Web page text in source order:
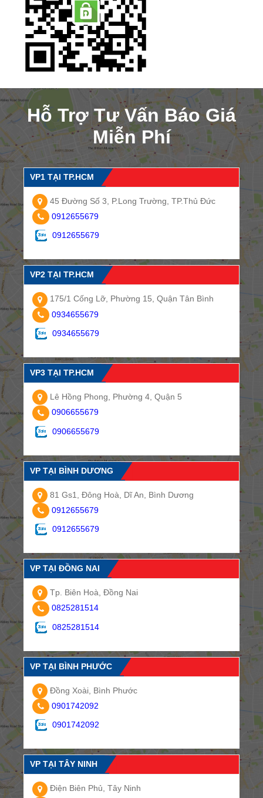
Hỗ Trợ Tư Vấn Báo Giá
Miễn Phí
VP1 TẠI TP.HCM
45 Đường Số 3, P.Long Trường, TP.Thủ Đức
0912655679
0912655679
VP2 TẠI TP.HCM
175/1 Cống Lỡ, Phường 15, Quận Tân Bình
0934655679
0934655679
VP3 TẠI TP.HCM
Lê Hồng Phong, Phường 4, Quận 5
0906655679
0906655679
VP TẠI BÌNH DƯƠNG
81 Gs1, Đông Hoà, Dĩ An, Bình Dương
0912655679
0912655679
VP TẠI ĐỒNG NAI
Tp. Biên Hoà, Đồng Nai
0825281514
0825281514
VP TẠI BÌNH PHƯỚC
Đồng Xoài, Bình Phước
0901742092
0901742092
VP TẠI TÂY NINH
Điện Biên Phủ, Tây Ninh